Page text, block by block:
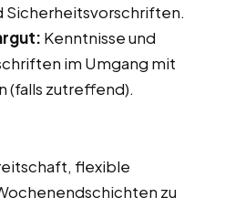
Sicherheitsvorschriften.
Kenntnisse und
im Umgang mit
(falls zutreffend).
flexible
zu